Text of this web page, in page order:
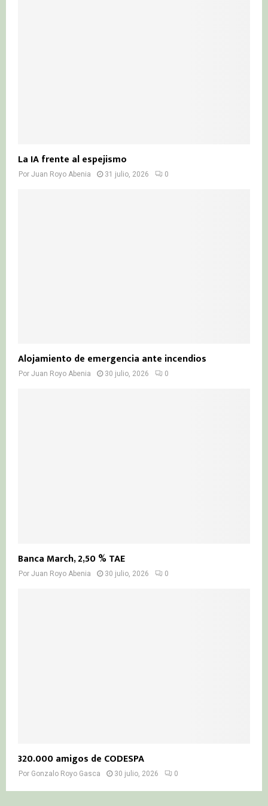
La IA frente al espejismo
Por Juan Royo Abenia 31 julio, 2026 0
Alojamiento de emergencia ante incendios
Por Juan Royo Abenia 30 julio, 2026 0
Banca March, 2,50 % TAE
Por Juan Royo Abenia 30 julio, 2026 0
320.000 amigos de CODESPA
Por Gonzalo Royo Gasca 30 julio, 2026 0